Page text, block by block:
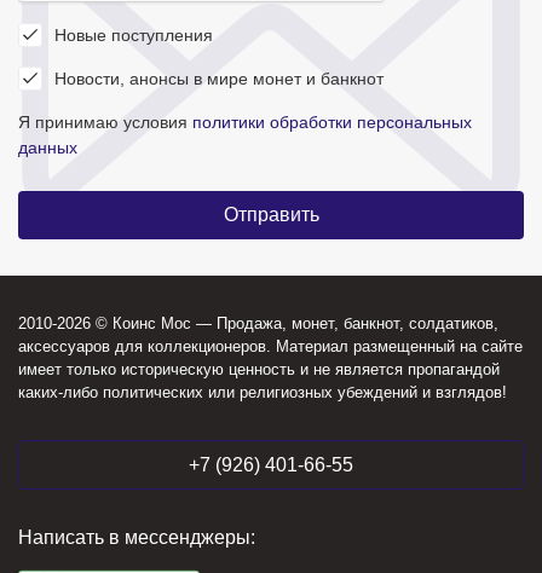
Новые поступления
Новости, анонсы в мире монет и банкнот
Я принимаю условия политики обработки персональных
данных
2010-2026 © Коинс Мос — Продажа, монет, банкнот, солдатиков,
аксессуаров для коллекционеров. Материал размещенный на сайте
имеет только историческую ценность и не является пропагандой
каких-либо политических или религиозных убеждений и взглядов!
+7 (926) 401-66-55
Написать в мессенджеры: